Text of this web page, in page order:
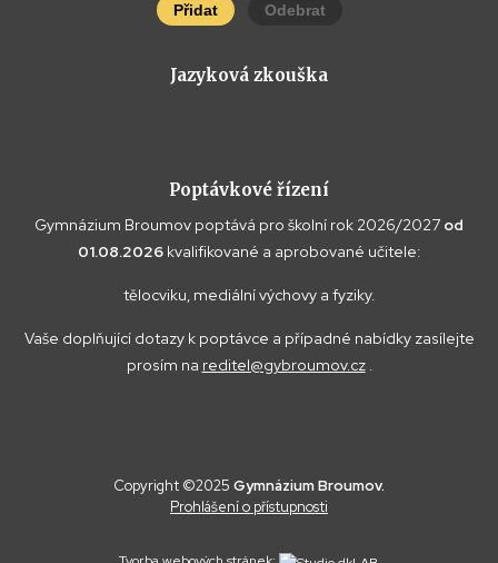
Přidat Odebrat
Jazyková zkouška
Poptávkové řízení
Gymnázium Broumov poptává pro školní rok 2026/2027 od
01.08.2026 kvalifikované a aprobované učitele:
tělocviku, mediální výchovy a fyziky.
Vaše doplňující dotazy k poptávce a případné nabídky zasílejte
prosím na reditel@gybroumov.cz.
Copyright ©2025 Gymnázium Broumov.
Prohlášení o přístupnosti